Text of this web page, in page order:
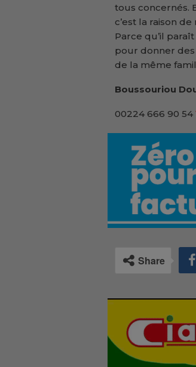
tous concernés.
c’est la raison
Parce qu’il
pour donner des
de la même
Boussouriou
00224 666 90 54
Share